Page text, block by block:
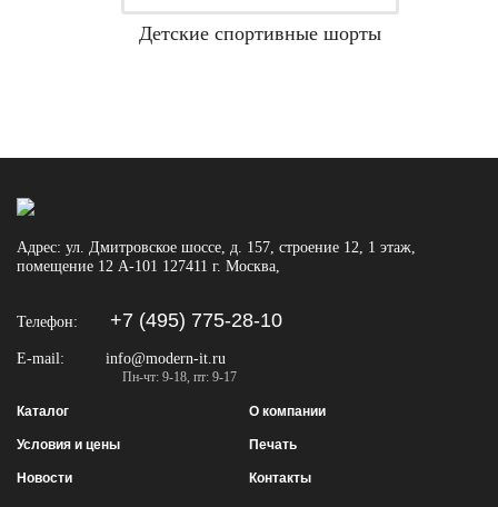
Детские спортивные шорты
Адрес: ул. Дмитровское шоссе, д. 157, строение 12, 1 этаж,
помещение 12 А-101 127411 г. Москва,
Телефон: +7 (495) 775-28-10
E-mail: info@modern-it.ru
Пн-чт: 9-18, пт: 9-17
Каталог О компании
Условия и цены Печать
Новости Контакты